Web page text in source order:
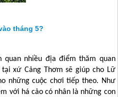
tháng 5?
quan nhiều địa điểm thăm quan
xứ Cảng Thơm sẽ giúp cho Lữ
những cuộc chơi tiếp theo. Như
với há cảo có nhân là những con